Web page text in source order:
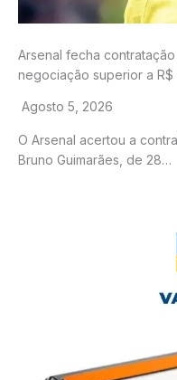
Arsenal fecha
negociação superior a R$
Agosto 5, 2026
O Arsenal acertou a
Bruno Guimarães, de 28…